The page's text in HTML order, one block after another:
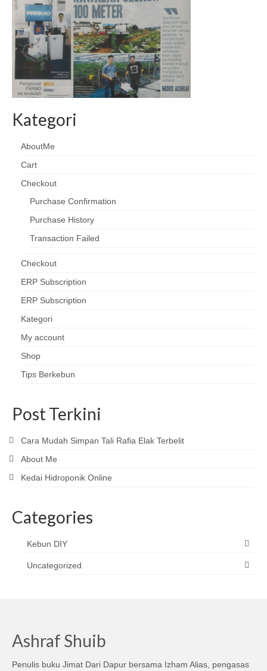
Kategori
AboutMe
Cart
Checkout
Purchase Confirmation
Purchase History
Transaction Failed
Checkout
ERP Subscription
ERP Subscription
Kategori
My account
Shop
Tips Berkebun
Post Terkini
Cara Mudah Simpan Tali Rafia Elak Terbelit
About Me
Kedai Hidroponik Online
Categories
Kebun DIY
Uncategorized
Ashraf Shuib
Penulis buku Jimat Dari Dapur bersama Izham Alias, pengasas